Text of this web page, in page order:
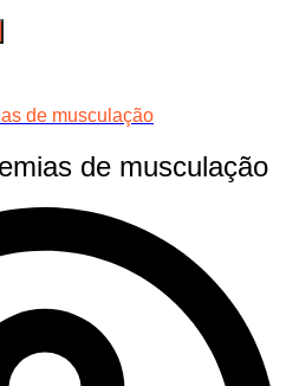
de musculação
de musculação